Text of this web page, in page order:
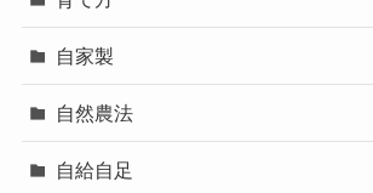
自家製
自然農法
自給自足